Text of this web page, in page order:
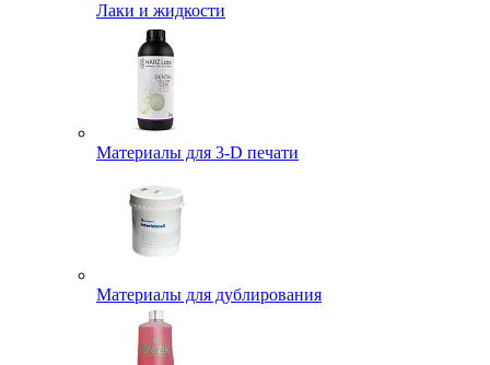
Лаки и жидкости
Материалы для 3-D печати
Материалы для дублирования